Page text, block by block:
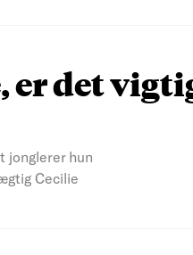
er det
jonglerer hun
Cecilie